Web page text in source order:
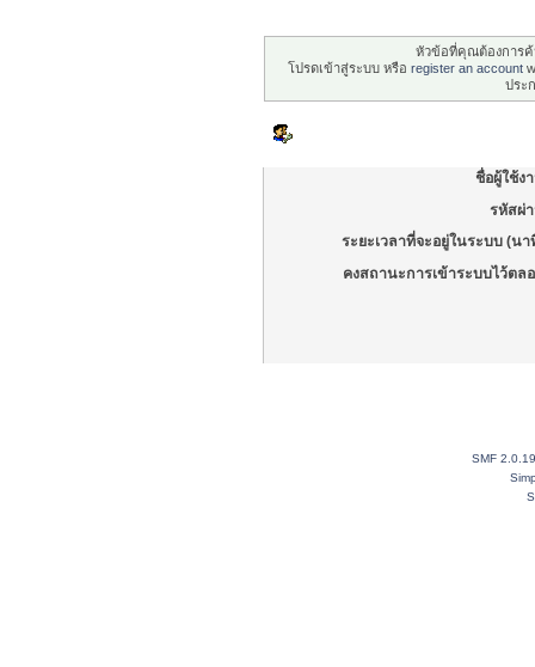
หัวข้อที่คุณต้องการ
โปรดเข้าสู่ระบบ หรือ register an account
ประ
ชื่อผู้ใช้ง
รหัสผ่
ระยะเวลาที่จะอยู่ในระบบ (นา
คงสถานะการเข้าระบบไว้ตล
SMF 2.0.19